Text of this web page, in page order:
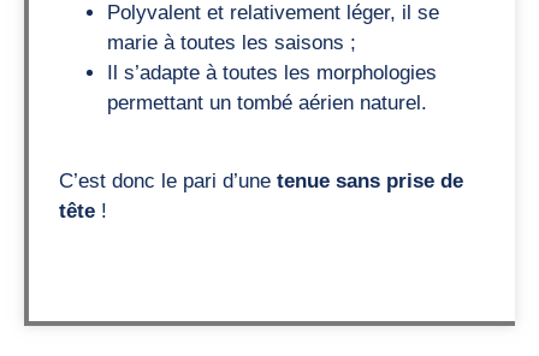
Polyvalent et relativement léger, il se
marie à toutes les saisons ;
Il s’adapte à toutes les morphologies
permettant un tombé aérien naturel.
C’est donc le pari d’une tenue sans prise de
tête !